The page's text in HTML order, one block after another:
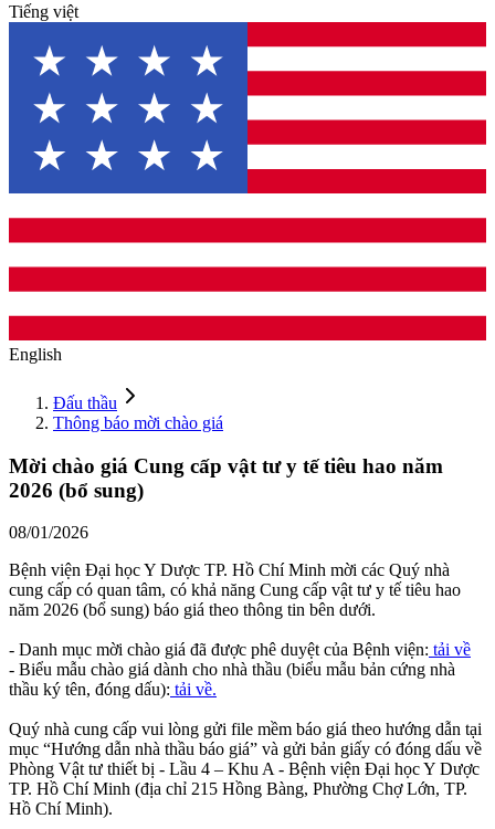
Tiếng việt
English
Đấu thầu
Thông báo mời chào giá
Mời chào giá Cung cấp vật tư y tế tiêu hao năm
2026 (bổ sung)
08/01/2026
Bệnh viện Đại học Y Dược TP. Hồ Chí Minh mời các Quý nhà
cung cấp có quan tâm, có khả năng Cung cấp vật tư y tế tiêu hao
năm 2026 (bổ sung) báo giá theo thông tin bên dưới.
- Danh mục mời chào giá đã được phê duyệt của Bệnh viện: tải về
- Biểu mẫu chào giá dành cho nhà thầu (biểu mẫu bản cứng nhà
thầu ký tên, đóng dấu): tải về.
Quý nhà cung cấp vui lòng gửi file mềm báo giá theo hướng dẫn tại
mục “Hướng dẫn nhà thầu báo giá” và gửi bản giấy có đóng dấu về
Phòng Vật tư thiết bị - Lầu 4 – Khu A - Bệnh viện Đại học Y Dược
TP. Hồ Chí Minh (địa chỉ 215 Hồng Bàng, Phường Chợ Lớn, TP.
Hồ Chí Minh).